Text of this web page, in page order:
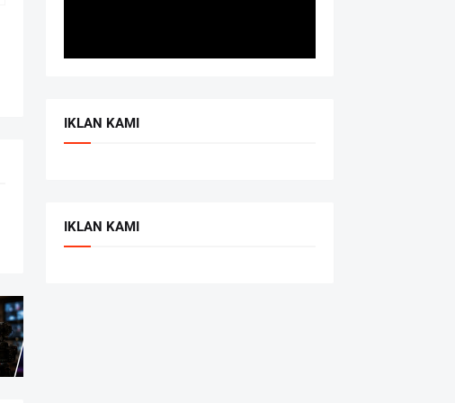
IKLAN KAMI
IKLAN KAMI